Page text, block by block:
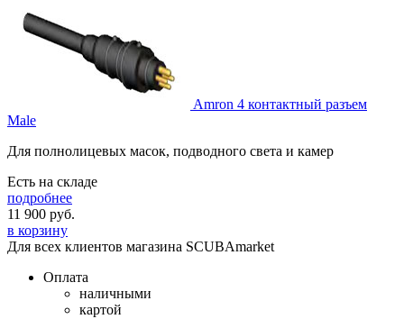
Amron 4 контактный разъем
Male
Для полнолицевых масок, подводного света и камер
Есть на складе
подробнее
11 900 руб.
в корзину
Для всех клиентов магазина SCUBAmarket
Оплата
наличными
картой